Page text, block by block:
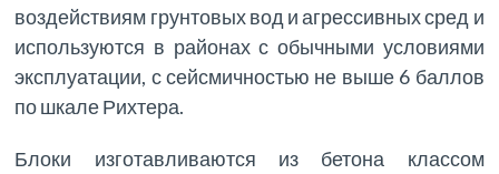
воздействиям грунтовых вод и агрессивных сред и
используются в районах с обычными условиями
эксплуатации, с сейсмичностью не выше 6 баллов
по шкале Рихтера.
Блоки изготавливаются из бетона классом